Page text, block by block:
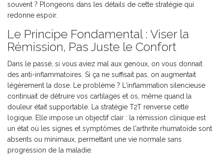
souvent ? Plongeons dans les détails de cette stratégie qui
redonne espoir.
Le Principe Fondamental : Viser la
Rémission, Pas Juste le Confort
Dans le passé, si vous aviez mal aux genoux, on vous donnait
des anti-inflammatoires. Si ça ne suffisait pas, on augmentait
légèrement la dose. Le problème ? L'inflammation silencieuse
continuait de détruire vos cartilages et os, même quand la
douleur était supportable. La stratégie T2T renverse cette
logique. Elle impose un objectif clair : la rémission clinique est
un état où les signes et symptômes de l'arthrite rhumatoïde sont
absents ou minimaux, permettant une vie normale sans
progression de la maladie